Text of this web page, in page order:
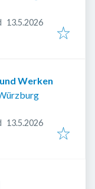
Veröffentlicht
13.5.2026
Werken
Veröffentlicht
13.5.2026